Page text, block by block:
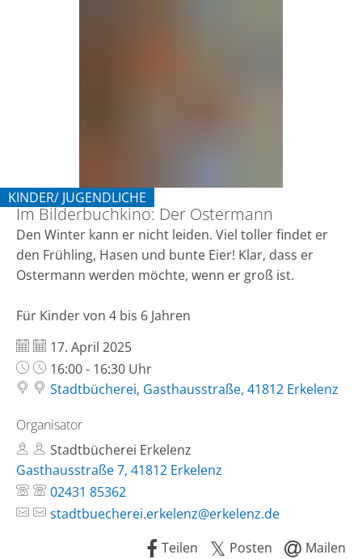
KINDER/ JUGENDLICHE
KATEGORIE: KINDER/ JUGENDLICHE
Im Bilderbuchkino: Der Ostermann
Den Winter kann er nicht leiden. Viel toller findet er
den Frühling, Hasen und bunte Eier! Klar, dass er
Ostermann werden möchte, wenn er groß ist.
Für Kinder von 4 bis 6 Jahren
Datum:
17. April 2025
Uhrzeit:
16:00 - 16:30 Uhr
Stadtbücherei, Gasthausstraße, 41812 Erkelenz
Organisator
Stadtbücherei Erkelenz
Gasthausstraße 7, 41812 Erkelenz
02431 85362
stadtbuecherei.erkelenz@erkelenz.de
Teilen
Posten
Mailen